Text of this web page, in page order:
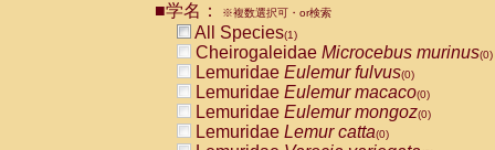
CebidaeCebus nigrivittatus
CebidaeCebus
CebidaeSaimiri boliviensis(0)
CebidaeSaimiri sciureus(0)
AtelidaeAlouatta caraya(0)
AtelidaeAlouatta fusca(0)
AtelidaeAlouatta seniculus
■学名： ※複数選択可・or検索
All Species(1)
Cheirogaleidae Microcebus murinus(0)
Lemuridae Eulemur fulvus(0)
Lemuridae Eulemur macaco(0)
Lemuridae Eulemur mongoz(0)
Lemuridae Lemur catta(0)